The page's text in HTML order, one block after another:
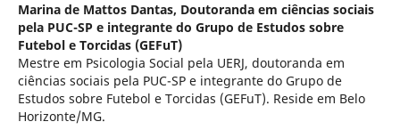
Marina de Mattos Dantas, Doutoranda em ciências sociais
pela PUC-SP e integrante do Grupo de Estudos sobre
Futebol e Torcidas (GEFuT)
Mestre em Psicologia Social pela UERJ, doutoranda em
ciências sociais pela PUC-SP e integrante do Grupo de
Estudos sobre Futebol e Torcidas (GEFuT). Reside em Belo
Horizonte/MG.